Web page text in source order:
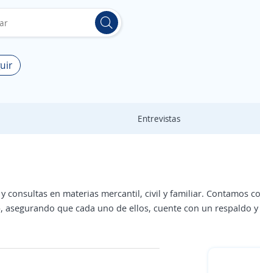
Entrevistas
en materias mercantil, civil y familiar. Contamos
que cada uno de ellos, cuente con un respaldo